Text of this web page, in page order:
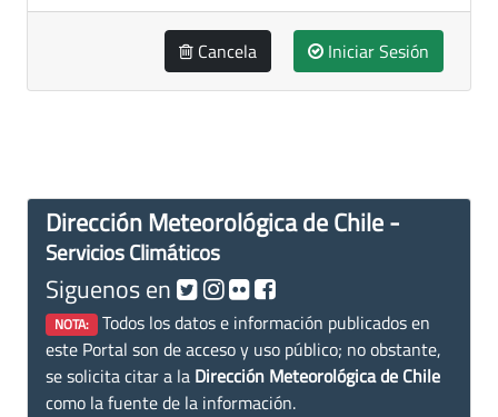
Cancela Iniciar Sesión
Dirección Meteorológica de Chile -
Servicios Climáticos
Siguenos en
NOTA: Todos los datos e información publicados en
este Portal son de acceso y uso público; no obstante,
se solicita citar a la Dirección Meteorológica de Chile
como la fuente de la información.